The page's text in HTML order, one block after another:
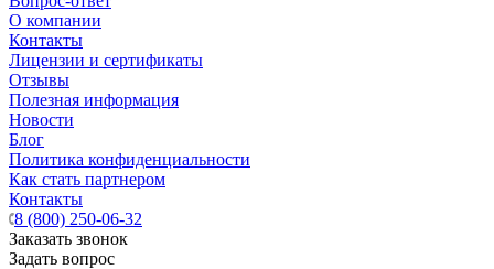
О компании
Контакты
Лицензии и сертификаты
Отзывы
Полезная информация
Новости
Блог
Политика конфиденциальности
Как стать партнером
Контакты
8 (800) 250-06-32
Заказать звонок
Задать вопрос